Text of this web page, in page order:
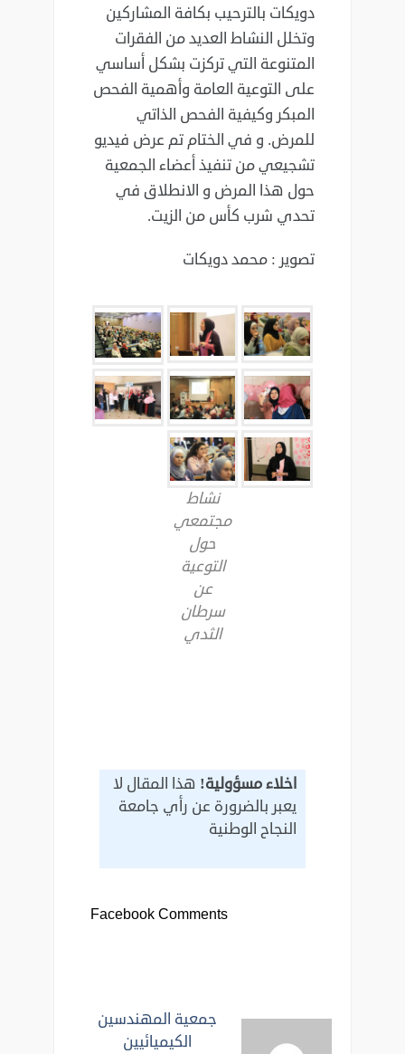
دويكات بالترحيب بكافة المشاركين
وتخلل النشاط العديد من الفقرات
المتنوعة التي تركزت بشكل أساسي
على التوعية العامة وأهمية الفحص
المبكر وكيفية الفحص الذاتي
للمرض. و في الختام تم عرض فيديو
تشجيعي من تنفيذ أعضاء الجمعية
حول هذا المرض و الانطلاق في
تحدي شرب كأس من الزيت.
تصوير : محمد دويكات
نشاط
مجتمعي
حول
التوعية
عن
سرطان
الثدي
اخلاء مسؤولية! هذا المقال لا
يعبر بالضرورة عن رأي جامعة
النجاح الوطنية
Facebook Comments
جمعية ‏المهندسين
الكيميائيين